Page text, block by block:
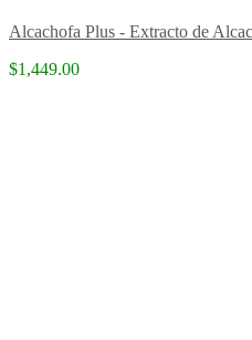
Alcachofa Plus - Extracto de
$1,449.00